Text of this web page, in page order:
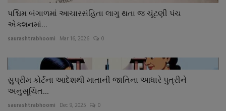
પશ્ચિમ બંગાળમાં આચારસંહિતા લાગુ થતા જ ચૂંટણી પંચ
એકશનમાં...
saurashtrabhoomi Mar 16, 2026 0
સુપ્રીમ કોર્ટના આદેશથી માતાની જાતિના આધારે પુત્રીને
અનુસૂચિત...
saurashtrabhoomi Dec 9, 2025 0